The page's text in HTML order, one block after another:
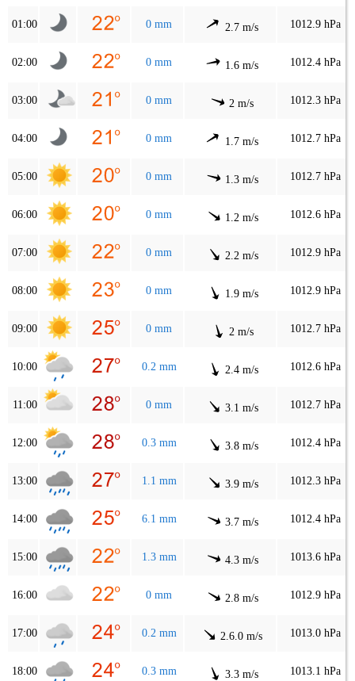
01:00 0 mm 2.7 m/s 1012.9 hPa
02:00 0 mm 1.6 m/s 1012.4 hPa
03:00 0 mm 2 m/s 1012.3 hPa
04:00 0 mm 1.7 m/s 1012.7 hPa
05:00 0 mm 1.3 m/s 1012.7 hPa
06:00 0 mm 1.2 m/s 1012.6 hPa
07:00 0 mm 2.2 m/s 1012.9 hPa
08:00 0 mm 1.9 m/s 1012.9 hPa
09:00 0 mm 2 m/s 1012.7 hPa
10:00 0.2 mm 2.4 m/s 1012.6 hPa
11:00 0 mm 3.1 m/s 1012.7 hPa
12:00 0.3 mm 3.8 m/s 1012.4 hPa
13:00 1.1 mm 3.9 m/s 1012.3 hPa
14:00 6.1 mm 3.7 m/s 1012.4 hPa
15:00 1.3 mm 4.3 m/s 1013.6 hPa
16:00 0 mm 2.8 m/s 1012.9 hPa
17:00 0.2 mm 2.6.0 m/s 1013.0 hPa
18:00 0.3 mm 3.3 m/s 1013.1 hPa